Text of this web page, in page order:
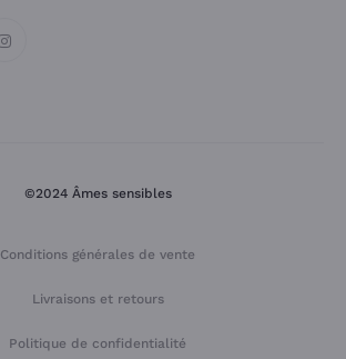
©2024 Âmes sensibles
Conditions générales de vente
Livraisons et retours
Politique de confidentialité